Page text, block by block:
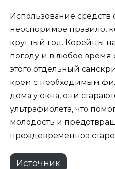
Использование средств
неоспоримое правило,
круглый год. Корейцы
погоду и в любое время
этого отдельный
крем с необходимым
дома у окна, они
ультрафиолета, что
молодость и
преждевременное
Источник